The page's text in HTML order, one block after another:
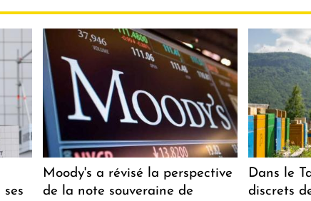
Moody's a révisé la perspective
de la note souveraine de
Dans le
discrets